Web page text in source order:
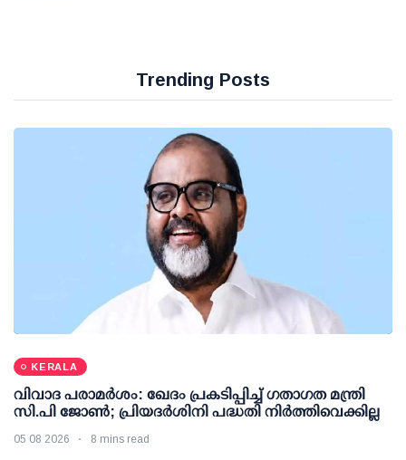
Trending Posts
KERALA
വിവാദ പരാമര്‍ശം: ഖേദം പ്രകടിപ്പിച്ച് ഗതാഗത മന്ത്രി
സി.പി ജോണ്‍; പ്രിയദര്‍ശിനി പദ്ധതി നിര്‍ത്തിവെക്കില്ല
05 08 2026 8 mins read